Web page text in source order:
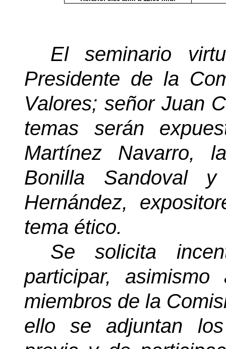
El seminario
Presidente de la
Valores; señor Juan
temas serán
Martínez Navarro,
Bonilla Sandoval
Hernández,
tema ético.
Se solicita
participar,
miembros de la
ello se adjuntan